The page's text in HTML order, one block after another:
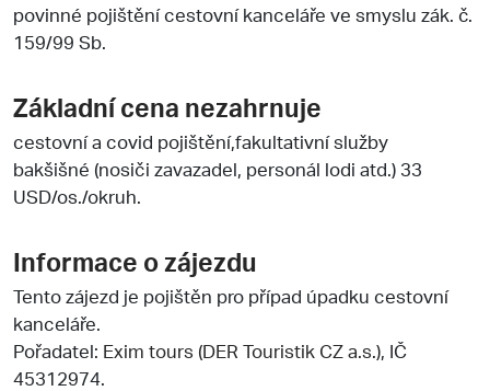
povinné pojištění cestovní kanceláře ve smyslu zák. č.
159/99 Sb.
Základní cena nezahrnuje
cestovní a covid pojištění,fakultativní služby
bakšišné (nosiči zavazadel, personál lodi atd.) 33
USD/os./okruh.
Informace o zájezdu
Tento zájezd je pojištěn pro případ úpadku cestovní
kanceláře.
Pořadatel: Exim tours (DER Touristik CZ a.s.), IČ
45312974.